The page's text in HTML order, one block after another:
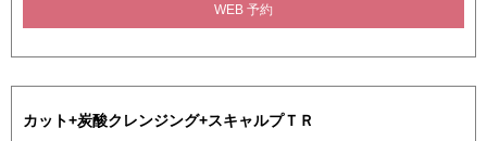
WEB 予約
カット+炭酸クレンジング+スキャルプＴＲ